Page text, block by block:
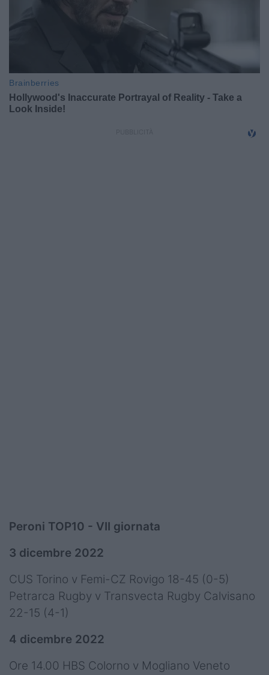
Peroni TOP10 - VII giornata
3 dicembre 2022
CUS Torino v Femi-CZ Rovigo 18-45 (0-5)
Petrarca Rugby v Transvecta Rugby Calvisano
22-15 (4-1)
4 dicembre 2022
Ore 14.00 HBS Colorno v Mogliano Veneto